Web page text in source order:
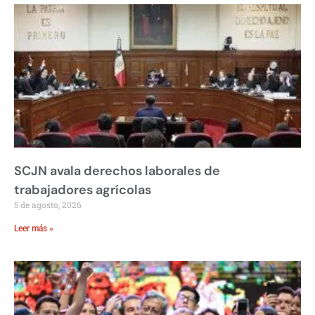
SCJN avala derechos laborales de
trabajadores agrícolas
5 de agosto, 2026
Leer más »